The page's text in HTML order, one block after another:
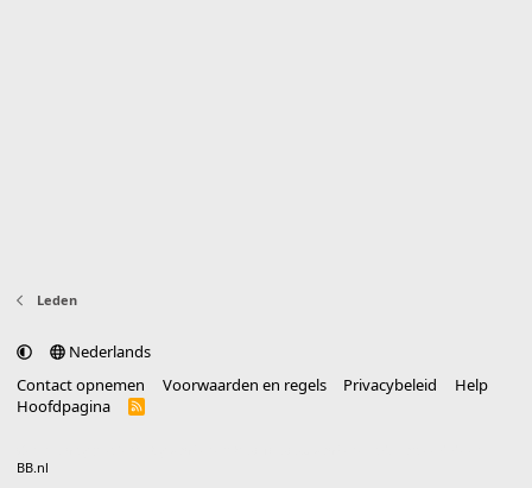
Leden
Nederlands
Contact opnemen
Voorwaarden en regels Privacybeleid
Help
Hoofdpagina
R
BB.nl